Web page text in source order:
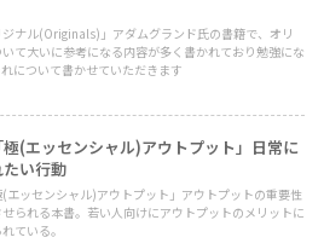
ジナル(Originals)」アダムグランド氏の書籍で、オリ
て大いに参考になる内容が多く書かれており勉強にな
について書かせていただきます
(エッセンシャル)アウトプット」日常に
い行動
エッセンシャル)アウトプット」アウトプットの重要性
られる本書。若い人向けにアウトプットのメリットに
ている。